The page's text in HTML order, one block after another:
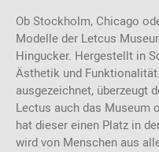
Ob Stockholm, Chicago
Modelle der Letcus
Hingucker. Hergestellt in
Ästhetik und Funktionalität.
ausgezeichnet, überzeugt
Lectus auch das Museum
hat dieser einen Platz in
wird von Menschen aus